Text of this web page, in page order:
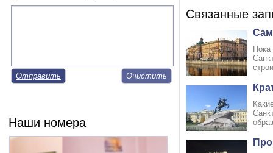
Отправить
Наши номера
Связанные
Сам